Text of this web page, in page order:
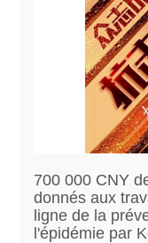
700 000 CNY
donnés aux
ligne de la
l'épidémie par